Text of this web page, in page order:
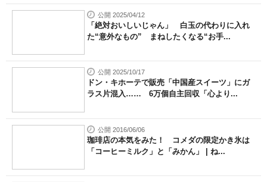
公開 2025/04/12
「絶対おいしいじゃん」 白玉の代わりに入れ
た“意外なもの” まねしたくなる“お手...
公開 2025/10/17
ドン・キホーテで販売「中国産スイーツ」にガ
ラス片混入…… 6万個自主回収「心より...
公開 2016/06/06
珈琲店の本気をみた！ コメダの限定かき氷は
「コーヒーミルク」と「みかん」 | ね...